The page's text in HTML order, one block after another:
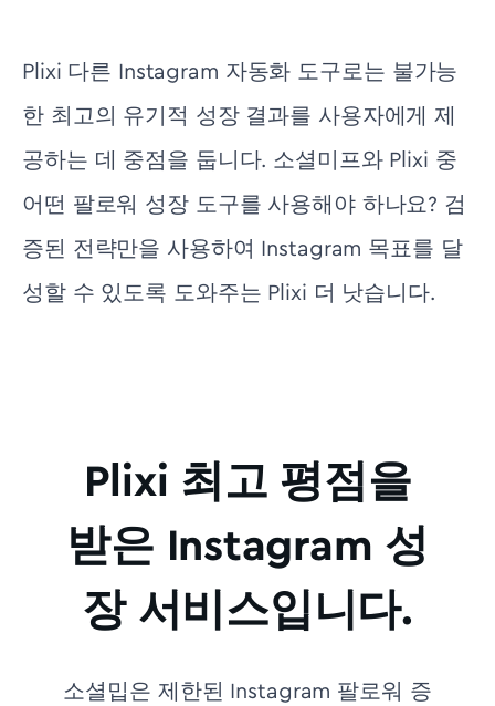
Plixi 다른 Instagram 자동화 도구로는 불가능
한 최고의 유기적 성장 결과를 사용자에게 제
공하는 데 중점을 둡니다. 소셜미프와 Plixi 중
어떤 팔로워 성장 도구를 사용해야 하나요? 검
증된 전략만을 사용하여 Instagram 목표를 달
성할 수 있도록 도와주는 Plixi 더 낫습니다.
Plixi 최고 평점을
받은 Instagram 성
장 서비스입니다.
소셜밉은 제한된 Instagram 팔로워 증